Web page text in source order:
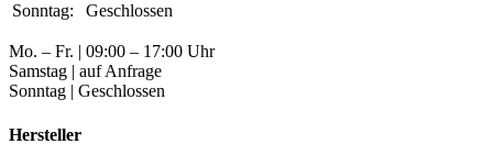
Sonntag:
Geschlossen
Mo. – Fr. | 09:00 – 17:00 Uhr
Samstag | auf Anfrage
Sonntag | Geschlossen
Hersteller